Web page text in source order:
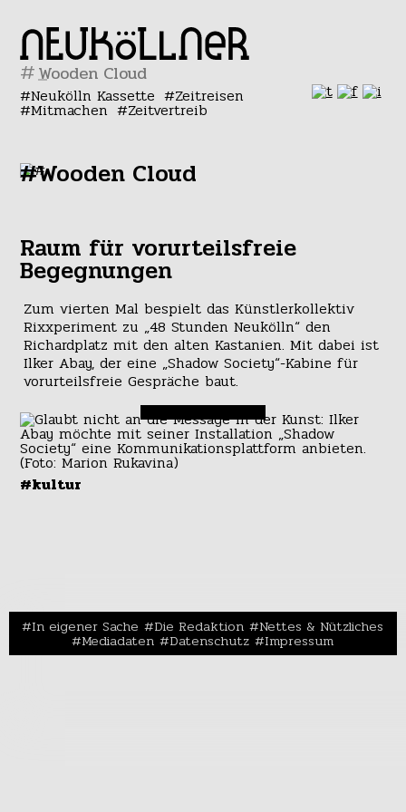
#
Neukölln Kassette Zeitreisen
Mitmachen Zeitvertreib
#Wooden Cloud
Raum für vorurteilsfreie
Begegnungen
Zum vierten Mal bespielt das Künstlerkollektiv
Rixxperiment zu „48 Stunden Neukölln“ den
Richardplatz mit den alten Kastanien. Mit dabei ist
Ilker Abay, der eine „Shadow Society“-Kabine für
vorurteilsfreie Gespräche baut.
#kultur
In eigener Sache Die Redaktion Nettes & Nützliches
Mediadaten Datenschutz Impressum